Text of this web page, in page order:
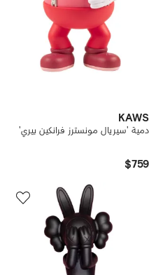
KAWS
دمية 'سيريال مونسترز فرانكين بيري'
$759